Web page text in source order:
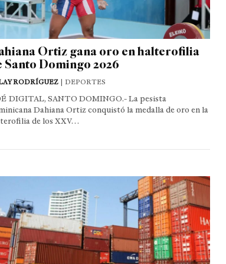
Ortiz gana oro en halterofilia
Santo Domingo 2026
RODRÍGUEZ| DEPORTES
DIGITAL, SANTO DOMINGO.- La pesista
Dahiana Ortiz conquistó la medalla de oro en la
de los XXV…